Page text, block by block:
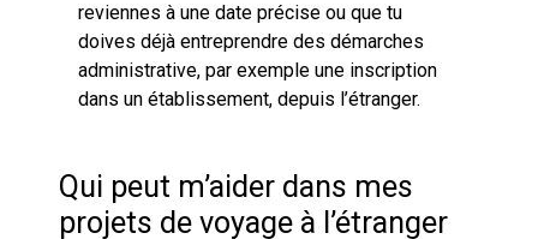
reviennes à une date précise ou que tu
doives déjà entreprendre des démarches
administrative, par exemple une inscription
dans un établissement, depuis l’étranger.
Qui peut m’aider dans mes
projets de voyage à l’étranger